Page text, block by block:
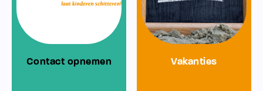
Contact opnemen Vakanties